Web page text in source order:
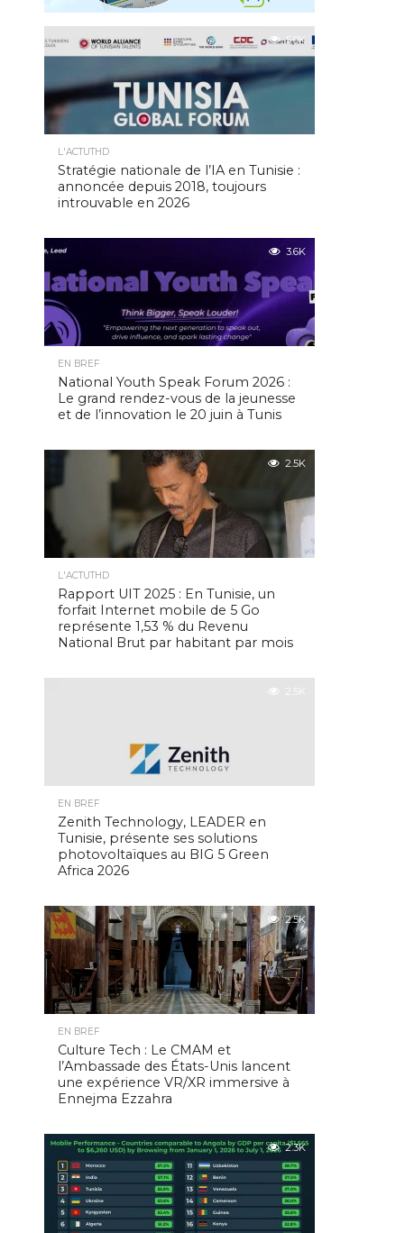
5.0K
L'ACTUTHD
Stratégie nationale de l’IA en Tunisie :
annoncée depuis 2018, toujours
introuvable en 2026
3.6K
EN BREF
National Youth Speak Forum 2026 :
Le grand rendez-vous de la jeunesse
et de l’innovation le 20 juin à Tunis
2.5K
L'ACTUTHD
Rapport UIT 2025 : En Tunisie, un
forfait Internet mobile de 5 Go
représente 1,53 % du Revenu
National Brut par habitant par mois
2.5K
EN BREF
Zenith Technology, LEADER en
Tunisie, présente ses solutions
photovoltaïques au BIG 5 Green
Africa 2026
2.5K
EN BREF
Culture Tech : Le CMAM et
l’Ambassade des États-Unis lancent
une expérience VR/XR immersive à
Ennejma Ezzahra
2.3K